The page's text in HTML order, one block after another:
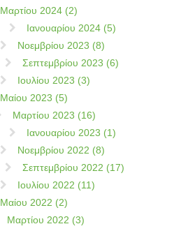
Μαρτίου 2024 (2)
Ιανουαρίου 2024 (5)
Νοεμβρίου 2023 (8)
Σεπτεμβρίου 2023 (6)
Ιουλίου 2023 (3)
Μαίου 2023 (5)
Μαρτίου 2023 (16)
Ιανουαρίου 2023 (1)
Νοεμβρίου 2022 (8)
Σεπτεμβρίου 2022 (17)
Ιουλίου 2022 (11)
Μαίου 2022 (2)
Μαρτίου 2022 (3)